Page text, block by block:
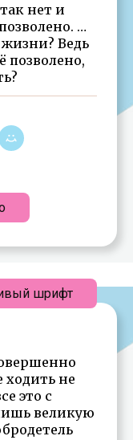
нет и
…
Ведь
позволено,
ходить не
это с
великую
шрифт